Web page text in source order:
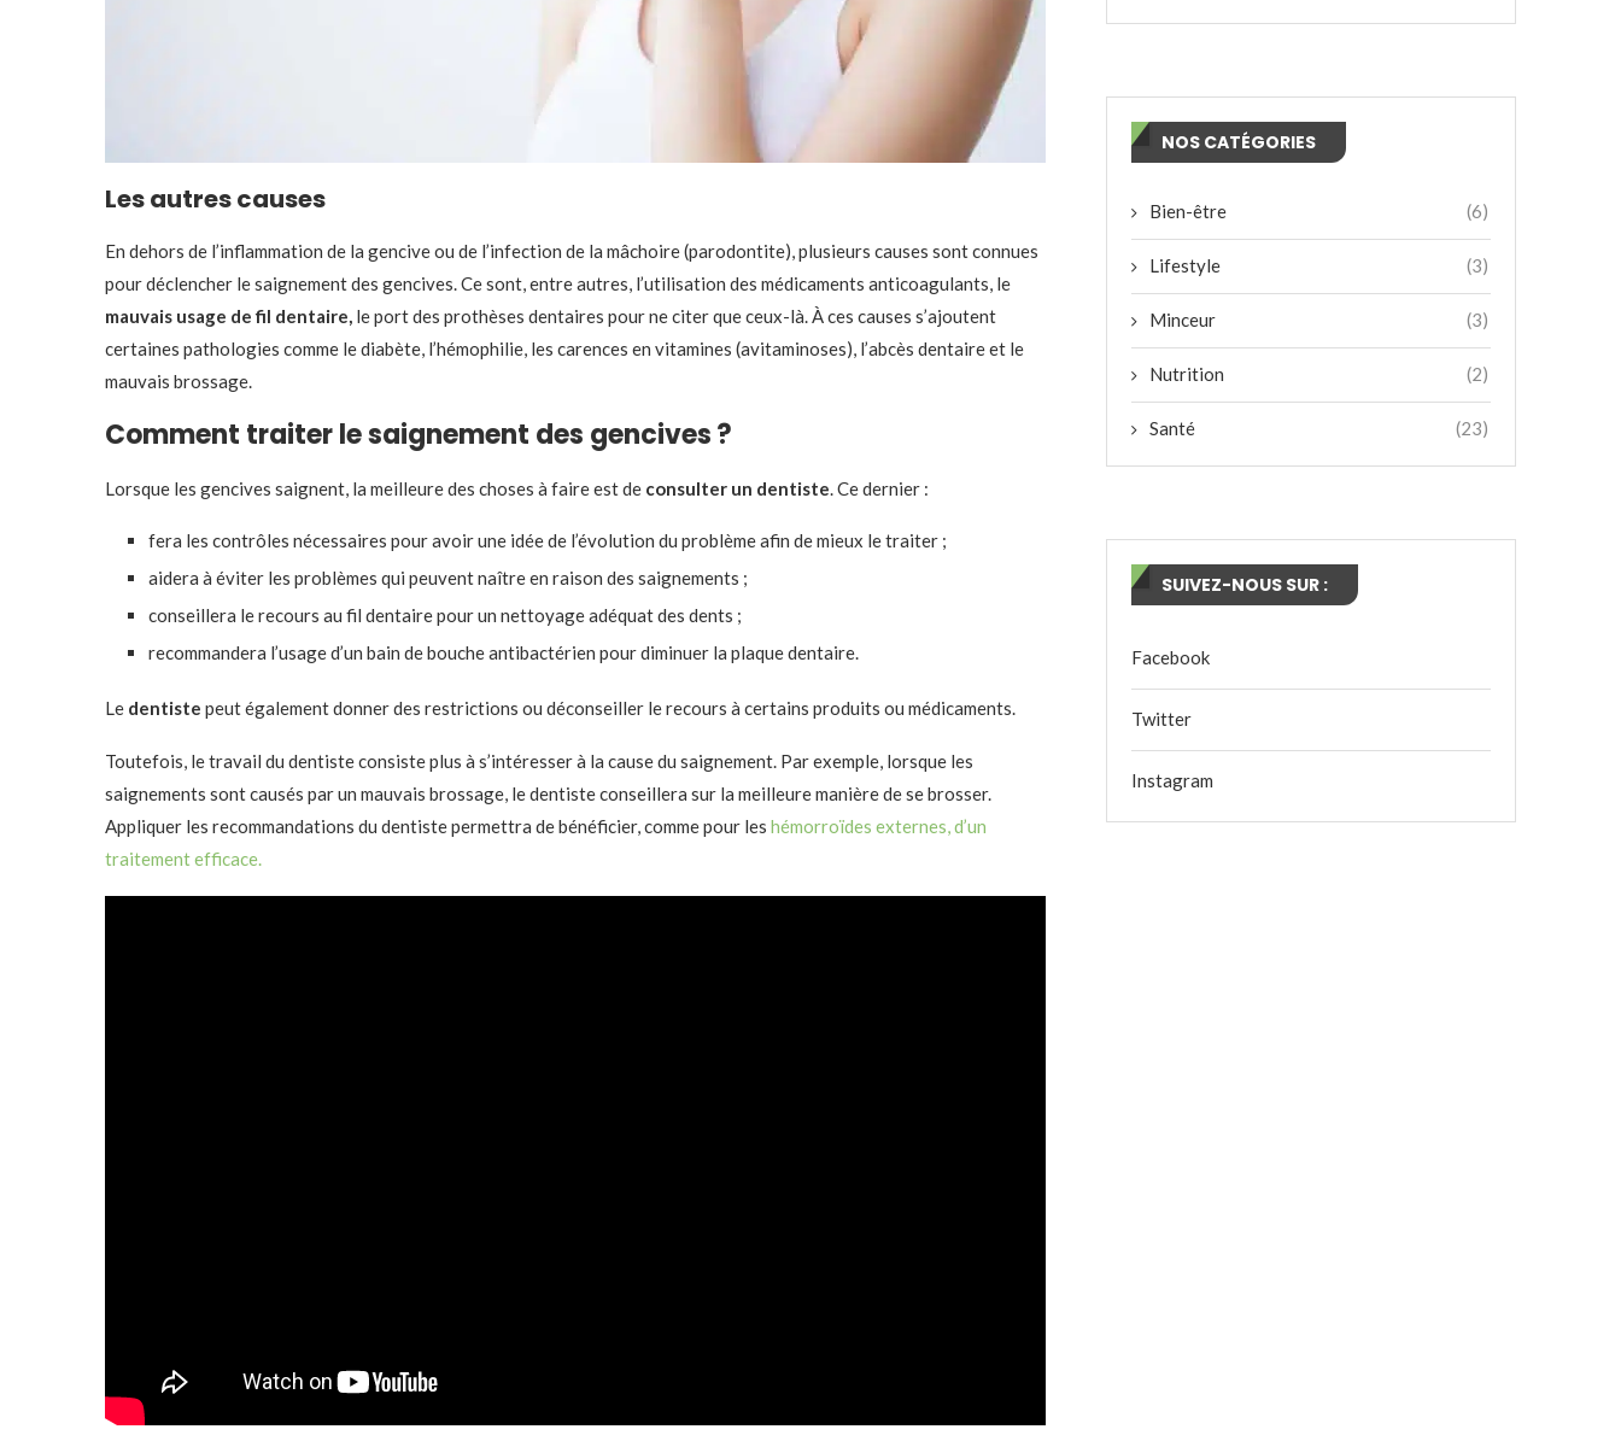
Les autres causes
En dehors de l’inflammation de la gencive ou de l’infection de la mâchoire (parodontite), plusieurs causes sont connues
pour déclencher le saignement des gencives. Ce sont, entre autres, l’utilisation des médicaments anticoagulants, le
mauvais usage de fil dentaire, le port des prothèses dentaires pour ne citer que ceux-là. À ces causes s’ajoutent
certaines pathologies comme le diabète, l’hémophilie, les carences en vitamines (avitaminoses), l’abcès dentaire et le
mauvais brossage.
Comment traiter le saignement des gencives ?
Lorsque les gencives saignent, la meilleure des choses à faire est de consulter un dentiste. Ce dernier :
fera les contrôles nécessaires pour avoir une idée de l’évolution du problème afin de mieux le traiter ;
aidera à éviter les problèmes qui peuvent naître en raison des saignements ;
conseillera le recours au fil dentaire pour un nettoyage adéquat des dents ;
recommandera l’usage d’un bain de bouche antibactérien pour diminuer la plaque dentaire.
Le dentiste peut également donner des restrictions ou déconseiller le recours à certains produits ou médicaments.
Toutefois, le travail du dentiste consiste plus à s’intéresser à la cause du saignement. Par exemple, lorsque les
saignements sont causés par un mauvais brossage, le dentiste conseillera sur la meilleure manière de se brosser.
Appliquer les recommandations du dentiste permettra de bénéficier, comme pour les hémorroïdes externes, d’un
traitement efficace.
NOS CATÉGORIES
Bien-être (6)
Lifestyle (3)
Minceur (3)
Nutrition (2)
Santé (23)
SUIVEZ-NOUS SUR :
Facebook
Twitter
Instagram